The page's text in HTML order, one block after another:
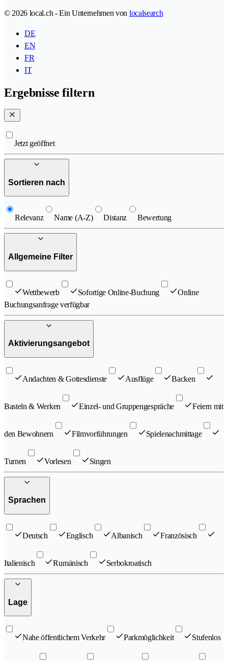
© 2026 local.ch - Ein Unternehmen von localsearch
DE
EN
FR
IT
Ergebnisse filtern
Jetzt geöffnet
Sortieren nach
Relevanz Name (A-Z) Distanz Bewertung
Allgemeine Filter
Wettbewerb Sofortige Online-Buchung
Online
Buchungsanfrage verfügbar
Aktivierungsangebot
Andachten & Gottesdienste Ausflüge Backen
Basteln & Werken Einzel- und Gruppengespräche Feiern mit
den Bewohnern Filmvorführungen Spielenachmittage
Turnen Vorlesen Singen
Sprachen
Deutsch Englisch Albanisch Französisch
Italienisch Rumänisch Serbokroatisch
Lage
Nahe öffentlichem Verkehr Parkmöglichkeit Stufenlos